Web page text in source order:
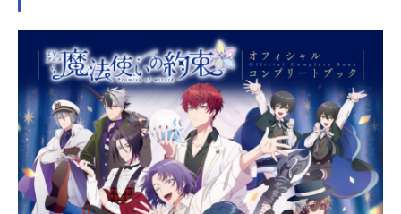
征服部が力を合わせ、黒幕の番組デ
ィレクターを倒し無事打ち切りに。
これで戦うこともなくなったよね！
と高校生活を満喫しようと、いつも
の黒玉湯でお湯につかっている
と・・・・・・作品名美男高校地球
防衛部LOVE!LOVE!放送形態TVアニ
メシリーズ美男高校地球防衛部LOV
E!スケジュール2016年7月7日（木）
～2016年9月22日（木）テレビ東京